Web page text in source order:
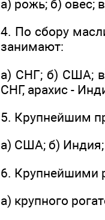
а) рожь; б) овес;
4. По сбору
занимают:
а) СНГ; б) США;
СНГ, арахис -
5. Крупнейшим
а) США; б) Индия;
6. Крупнейшими
а) крупного